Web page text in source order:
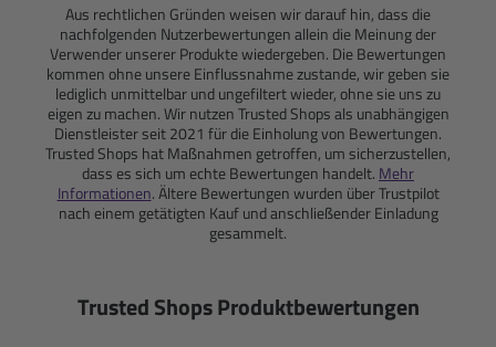
Aus rechtlichen Gründen weisen wir darauf hin, dass die
nachfolgenden Nutzerbewertungen allein die Meinung der
Verwender unserer Produkte wiedergeben. Die Bewertungen
kommen ohne unsere Einflussnahme zustande, wir geben sie
lediglich unmittelbar und ungefiltert wieder, ohne sie uns zu
eigen zu machen. Wir nutzen Trusted Shops als unabhängigen
Dienstleister seit 2021 für die Einholung von Bewertungen.
Trusted Shops hat Maßnahmen getroffen, um sicherzustellen,
dass es sich um echte Bewertungen handelt. Mehr
Informationen. Ältere Bewertungen wurden über Trustpilot
nach einem getätigten Kauf und anschließender Einladung
gesammelt.
Trusted Shops Produktbewertungen